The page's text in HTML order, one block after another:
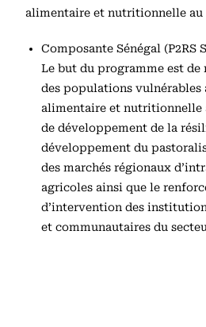
alimentaire et nutritionnelle au
Composante Sénégal (P2RS
Le but du programme est
des populations vulnérables
alimentaire et nutritionnelle
de développement de la
développement du
des marchés régionaux
agricoles ainsi que le
d’intervention des
et communautaires du